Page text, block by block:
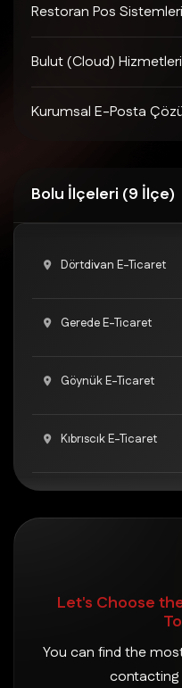
Restoran Pos Sistemleri
Bulut (Cloud) Hizmetleri
Kurumsal E-Posta
Bolu İlçeleri (9 İlçe)
Dörtdivan E-Ticaret
Gerede E-Ticaret
Göynük E-Ticaret
Kıbrıscık E-Ticaret
Mudurnu E-Ticaret
Seben E-Ticaret
Let's Choose
You can find the